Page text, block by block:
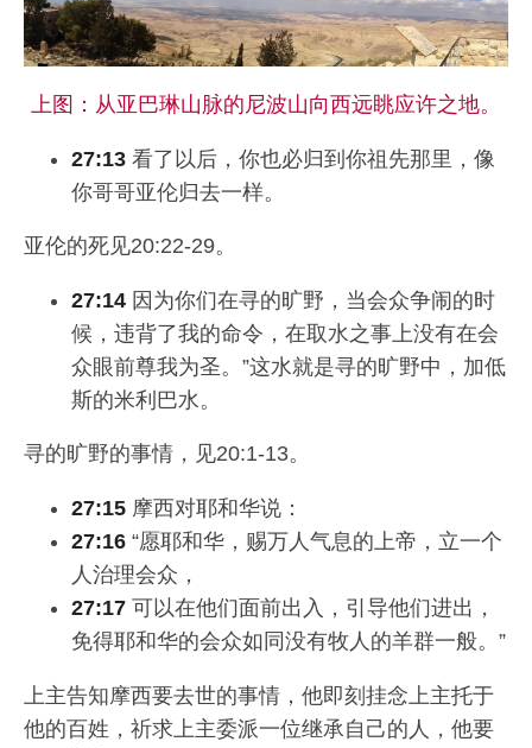
上图：从亚巴琳山脉的尼波山向西远眺应许之地。
27:13 看了以后，你也必归到你祖先那里，像
你哥哥亚伦归去一样。
亚伦的死见20:22-29。
27:14 因为你们在寻的旷野，当会众争闹的时
候，违背了我的命令，在取水之事上没有在会
众眼前尊我为圣。”这水就是寻的旷野中，加低
斯的米利巴水。
寻的旷野的事情，见20:1-13。
27:15 摩西对耶和华说：
27:16 “愿耶和华，赐万人气息的上帝，立一个
人治理会众，
27:17 可以在他们面前出入，引导他们进出，
免得耶和华的会众如同没有牧人的羊群一般。”
上主告知摩西要去世的事情，他即刻挂念上主托于
他的百姓，祈求上主委派一位继承自己的人，他要